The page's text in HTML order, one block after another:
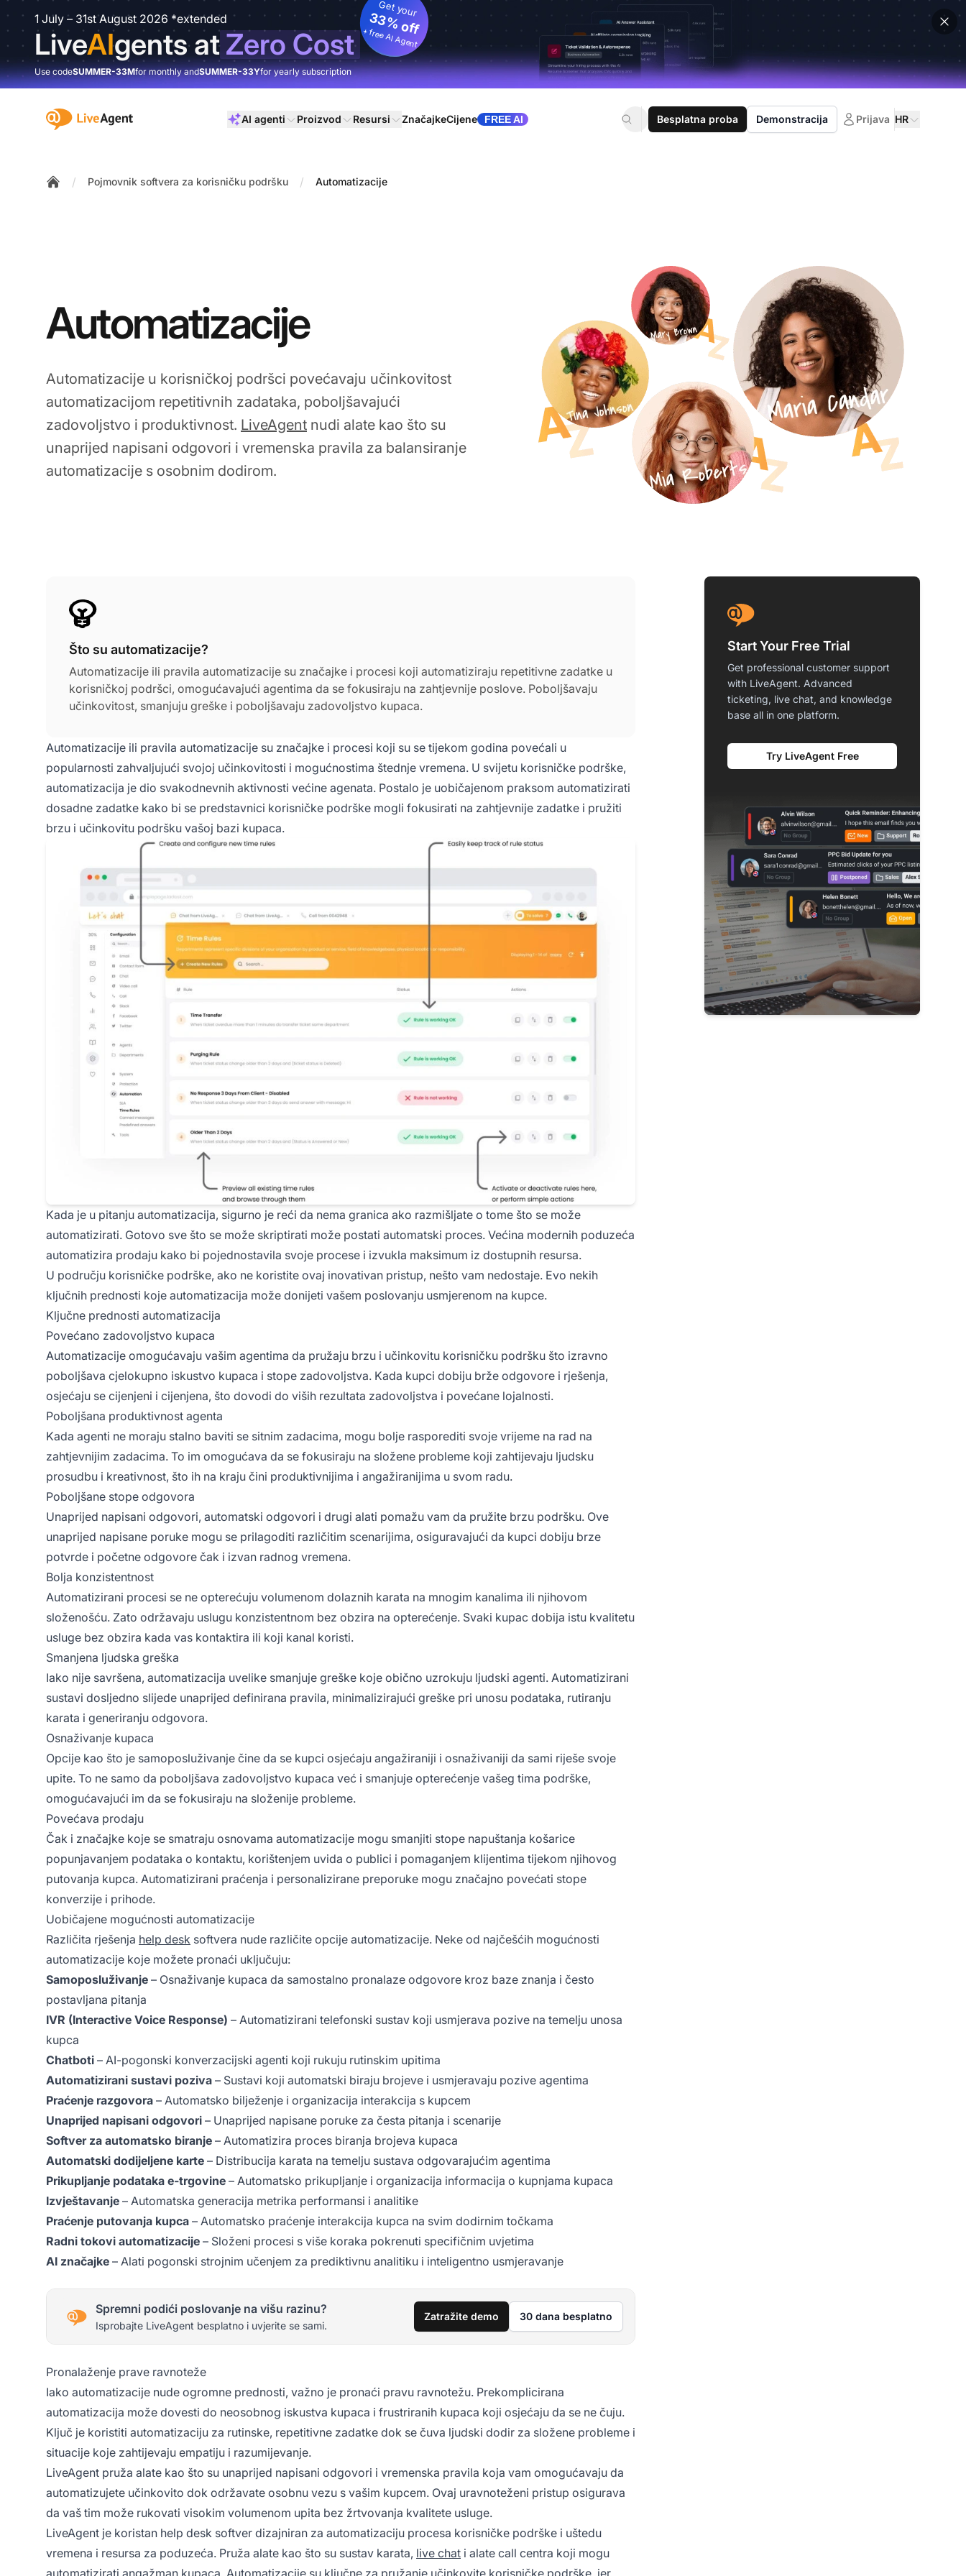
1 July – 31st August 2026 *extended
LiveAIgents atZero Cost
Get your
33% off
+ free AI Agent
Use codeSUMMER-33Mfor monthly andSUMMER-33Yfor yearly subscription
:site.title AI agenti Proizvod Resursi ZnačajkeCijene FREE AI Besplatna proba Demonstracija Prijava HR
/ Pojmovnik softvera za korisničku podršku / Automatizacije
Automatizacije
Automatizacije u korisničkoj podršci povećavaju učinkovitost
automatizacijom repetitivnih zadataka, poboljšavajući
zadovoljstvo i produktivnost. LiveAgent nudi alate kao što su
unaprijed napisani odgovori i vremenska pravila za balansiranje
automatizacije s osobnim dodirom.
Što su automatizacije?
Automatizacije ili pravila automatizacije su značajke i procesi koji automatiziraju repetitivne zadatke u
korisničkoj podršci, omogućavajući agentima da se fokusiraju na zahtjevnije poslove. Poboljšavaju
učinkovitost, smanjuju greške i poboljšavaju zadovoljstvo kupaca.
Automatizacije ili pravila automatizacije su značajke i procesi koji su se tijekom godina povećali u
popularnosti zahvaljujući svojoj učinkovitosti i mogućnostima štednje vremena. U svijetu korisničke podrške,
automatizacija je dio svakodnevnih aktivnosti većine agenata. Postalo je uobičajenom praksom automatizirati
dosadne zadatke kako bi se predstavnici korisničke podrške mogli fokusirati na zahtjevnije zadatke i pružiti
brzu i učinkovitu podršku vašoj bazi kupaca.
Kada je u pitanju automatizacija, sigurno je reći da nema granica ako razmišljate o tome što se može
automatizirati. Gotovo sve što se može skriptirati može postati automatski proces. Većina modernih poduzeća
automatizira prodaju kako bi pojednostavila svoje procese i izvukla maksimum iz dostupnih resursa.
U području korisničke podrške, ako ne koristite ovaj inovativan pristup, nešto vam nedostaje. Evo nekih
ključnih prednosti koje automatizacija može donijeti vašem poslovanju usmjerenom na kupce.
Ključne prednosti automatizacija
Povećano zadovoljstvo kupaca
Automatizacije omogućavaju vašim agentima da pružaju brzu i učinkovitu korisničku podršku što izravno
poboljšava cjelokupno iskustvo kupaca i stope zadovoljstva. Kada kupci dobiju brže odgovore i rješenja,
osjećaju se cijenjeni i cijenjena, što dovodi do viših rezultata zadovoljstva i povećane lojalnosti.
Poboljšana produktivnost agenta
Kada agenti ne moraju stalno baviti se sitnim zadacima, mogu bolje rasporediti svoje vrijeme na rad na
zahtjevnijim zadacima. To im omogućava da se fokusiraju na složene probleme koji zahtijevaju ljudsku
prosudbu i kreativnost, što ih na kraju čini produktivnijima i angažiranijima u svom radu.
Poboljšane stope odgovora
Unaprijed napisani odgovori, automatski odgovori i drugi alati pomažu vam da pružite brzu podršku. Ove
unaprijed napisane poruke mogu se prilagoditi različitim scenarijima, osiguravajući da kupci dobiju brze
potvrde i početne odgovore čak i izvan radnog vremena.
Bolja konzistentnost
Automatizirani procesi se ne opterećuju volumenom dolaznih karata na mnogim kanalima ili njihovom
složenošću. Zato održavaju uslugu konzistentnom bez obzira na opterećenje. Svaki kupac dobija istu kvalitetu
usluge bez obzira kada vas kontaktira ili koji kanal koristi.
Smanjena ljudska greška
Iako nije savršena, automatizacija uvelike smanjuje greške koje obično uzrokuju ljudski agenti. Automatizirani
sustavi dosljedno slijede unaprijed definirana pravila, minimalizirajući greške pri unosu podataka, rutiranju
karata i generiranju odgovora.
Osnaživanje kupaca
Opcije kao što je samoposluživanje čine da se kupci osjećaju angažiraniji i osnaživaniji da sami riješe svoje
upite. To ne samo da poboljšava zadovoljstvo kupaca već i smanjuje opterećenje vašeg tima podrške,
omogućavajući im da se fokusiraju na složenije probleme.
Povećava prodaju
Čak i značajke koje se smatraju osnovama automatizacije mogu smanjiti stope napuštanja košarice
popunjavanjem podataka o kontaktu, korištenjem uvida o publici i pomaganjem klijentima tijekom njihovog
putovanja kupca. Automatizirani praćenja i personalizirane preporuke mogu značajno povećati stope
konverzije i prihode.
Uobičajene mogućnosti automatizacije
Različita rješenja help desk softvera nude različite opcije automatizacije. Neke od najčešćih mogućnosti
automatizacije koje možete pronaći uključuju:
Samoposluživanje – Osnaživanje kupaca da samostalno pronalaze odgovore kroz baze znanja i često
postavljana pitanja
IVR (Interactive Voice Response) – Automatizirani telefonski sustav koji usmjerava pozive na temelju unosa
kupca
Chatboti – AI-pogonski konverzacijski agenti koji rukuju rutinskim upitima
Automatizirani sustavi poziva – Sustavi koji automatski biraju brojeve i usmjeravaju pozive agentima
Praćenje razgovora – Automatsko bilježenje i organizacija interakcija s kupcem
Unaprijed napisani odgovori – Unaprijed napisane poruke za česta pitanja i scenarije
Softver za automatsko biranje – Automatizira proces biranja brojeva kupaca
Automatski dodijeljene karte – Distribucija karata na temelju sustava odgovarajućim agentima
Prikupljanje podataka e-trgovine – Automatsko prikupljanje i organizacija informacija o kupnjama kupaca
Izvještavanje – Automatska generacija metrika performansi i analitike
Praćenje putovanja kupca – Automatsko praćenje interakcija kupca na svim dodirnim točkama
Radni tokovi automatizacije – Složeni procesi s više koraka pokrenuti specifičnim uvjetima
AI značajke – Alati pogonski strojnim učenjem za prediktivnu analitiku i inteligentno usmjeravanje
Spremni podići poslovanje na višu razinu?
Isprobajte LiveAgent besplatno i uvjerite se sami.
Zatražite demo 30 dana besplatno
Pronalaženje prave ravnoteže
Iako automatizacije nude ogromne prednosti, važno je pronaći pravu ravnotežu. Prekomplicirana
automatizacija može dovesti do neosobnog iskustva kupaca i frustriranih kupaca koji osjećaju da se ne čuju.
Ključ je koristiti automatizaciju za rutinske, repetitivne zadatke dok se čuva ljudski dodir za složene probleme i
situacije koje zahtijevaju empatiju i razumijevanje.
LiveAgent pruža alate kao što su unaprijed napisani odgovori i vremenska pravila koja vam omogućavaju da
automatizujete učinkovito dok održavate osobnu vezu s vašim kupcem. Ovaj uravnoteženi pristup osigurava
da vaš tim može rukovati visokim volumenom upita bez žrtvovanja kvalitete usluge.
LiveAgent je koristan help desk softver dizajniran za automatizaciju procesa korisničke podrške i uštedu
vremena i resursa za poduzeća. Pruža alate kao što su sustav karata, live chat i alate call centra koji mogu
automatizirati angažman kupaca. Automatizacije su ključne za pružanje učinkovite korisničke podrške, jer
Start Your Free Trial
Get professional customer support
with LiveAgent. Advanced
ticketing, live chat, and knowledge
base all in one platform.
Try LiveAgent Free